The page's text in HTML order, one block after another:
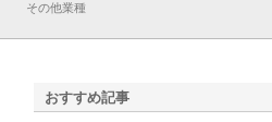
その他業種
おすすめ記事